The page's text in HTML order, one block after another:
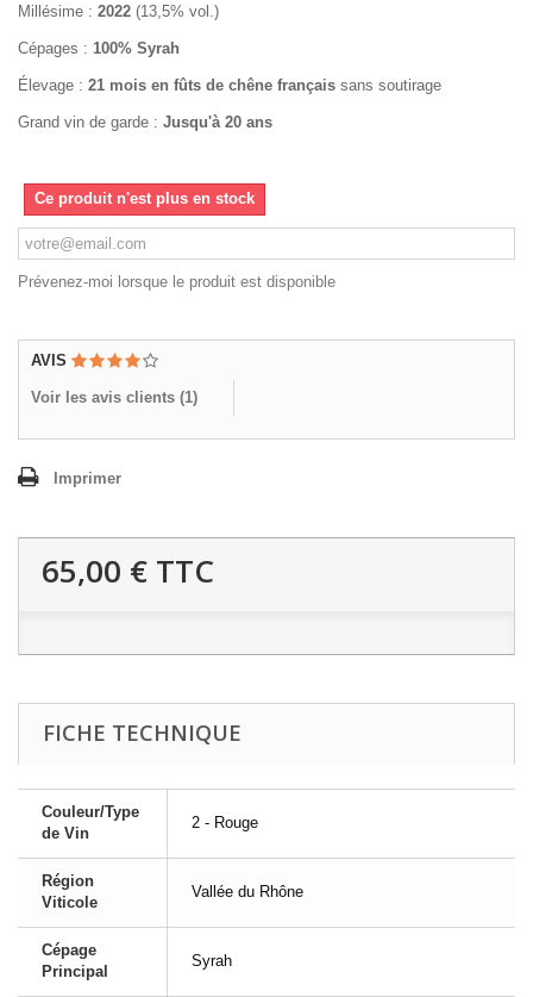
Millésime : 2022 (13,5% vol.)
Cépages : 100% Syrah
Élevage : 21 mois en fûts de chêne français sans soutirage
Grand vin de garde : Jusqu'à 20 ans
Ce produit n'est plus en stock
Prévenez-moi lorsque le produit est disponible
AVIS
Voir les avis clients (1)
Imprimer
65,00 € TTC
FICHE TECHNIQUE
Couleur/Type
de Vin
2 - Rouge
Région
Viticole
Vallée du Rhône
Cépage
Principal
Syrah